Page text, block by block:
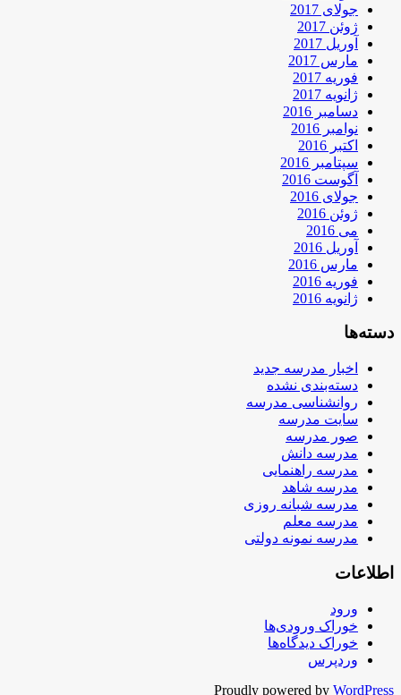
جولای 2017
ژوئن 2017
آوریل 2017
مارس 2017
فوریه 2017
ژانویه 2017
دسامبر 2016
نوامبر 2016
اکتبر 2016
سپتامبر 2016
آگوست 2016
جولای 2016
ژوئن 2016
می 2016
آوریل 2016
مارس 2016
فوریه 2016
ژانویه 2016
دسته‌ها
اخبار مدرسه جدید
دسته‌بندی نشده
روانشناسی مدرسه
سایت مدرسه
صور مدرسه
مدرسه دانش
مدرسه راهنمایی
مدرسه شاهد
مدرسه شبانه روزی
مدرسه معلم
مدرسه نمونه دولتی
اطلاعات
ورود
خوراک ورودی‌ها
خوراک دیدگاه‌ها
وردپرس
Proudly powered by WordPress